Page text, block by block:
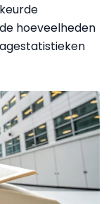
hoeveelheden